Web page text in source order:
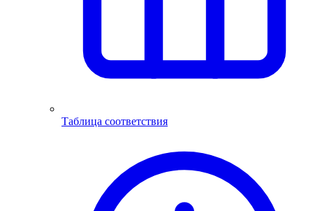
Таблица соответствия